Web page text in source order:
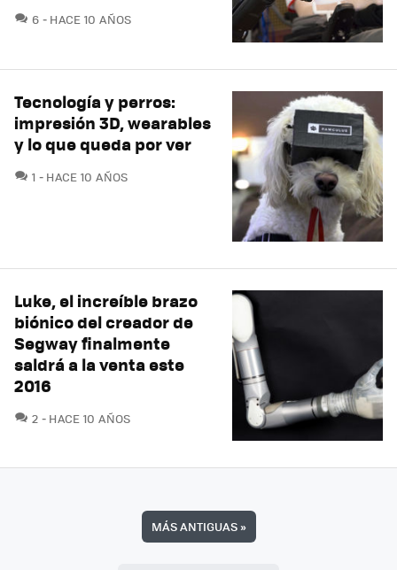
6 COMENTARIOS
HACE 10 AÑOS
Tecnología y perros:
impresión 3D, wearables
y lo que queda por ver
1 COMENTARIOS
HACE 10 AÑOS
Luke, el increíble brazo
biónico del creador de
Segway finalmente
saldrá a la venta este
2016
2 COMENTARIOS
HACE 10 AÑOS
MÁS ANTIGUAS»